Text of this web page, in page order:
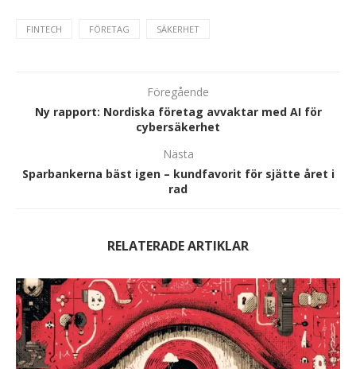
FINTECH FÖRETAG SÄKERHET
Föregående
Ny rapport: Nordiska företag avvaktar med AI för
cybersäkerhet
Nästa
Sparbankerna bäst igen – kundfavorit för sjätte året i
rad
RELATERADE ARTIKLAR